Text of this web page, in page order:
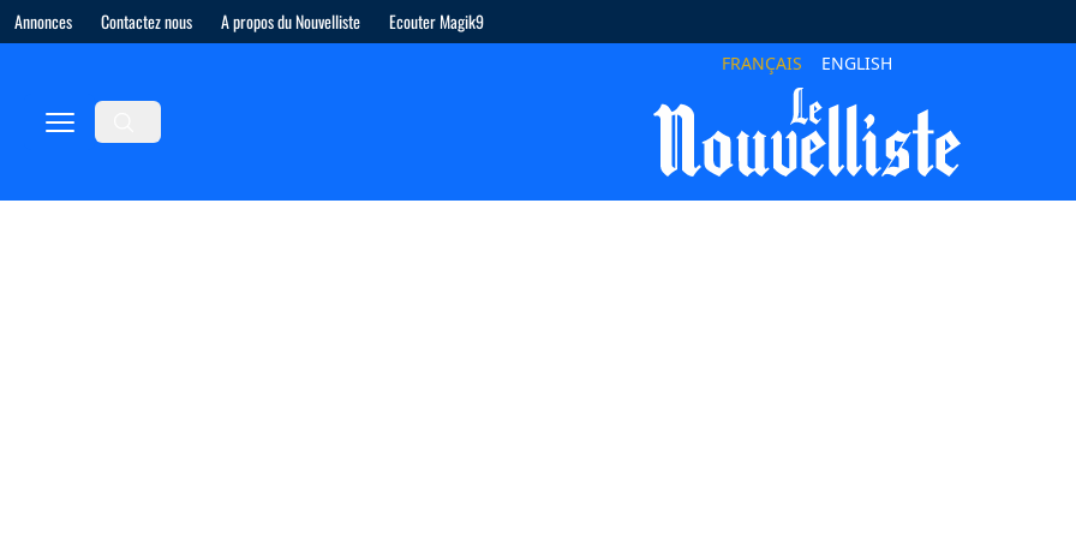
Annonces Contactez nous A propos du Nouvelliste Ecouter Magik9
FRANÇAIS ENGLISH